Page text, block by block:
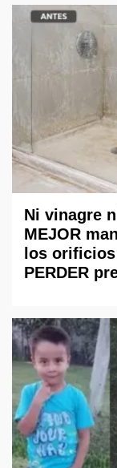
Ni vinagre
MEJOR
los
PERDER